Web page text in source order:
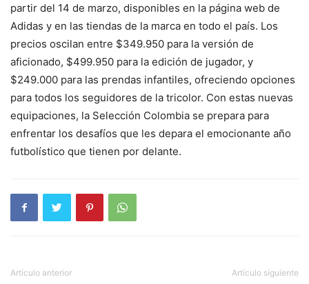
partir del 14 de marzo, disponibles en la página web de
Adidas y en las tiendas de la marca en todo el país. Los
precios oscilan entre $349.950 para la versión de
aficionado, $499.950 para la edición de jugador, y
$249.000 para las prendas infantiles, ofreciendo opciones
para todos los seguidores de la tricolor. Con estas nuevas
equipaciones, la Selección Colombia se prepara para
enfrentar los desafíos que les depara el emocionante año
futbolístico que tienen por delante.
Artículo anterior Artículo siguiente